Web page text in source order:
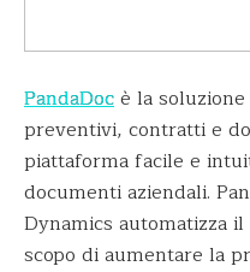
PandaDocè la
preventivi, contratti e
piattaforma facile e
documenti aziendali.
Dynamics automatizza
scopo di aumentare la